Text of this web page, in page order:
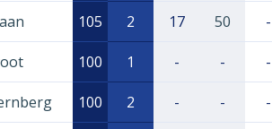
105 2 17 50 -
100 1 - - -
100 2 - - -